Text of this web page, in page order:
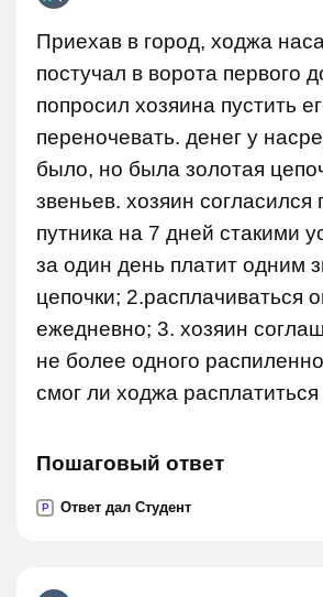
Приехав в город, ходжа
постучал в ворота первого
попросил хозяина пустить
переночевать. денег у
было, но была золотая
звеньев. хозяин согласился
путника на 7 дней стакими
за один день платит одним
цепочки; 2.расплачиваться
ежедневно; 3. хозяин
не более одного
смог ли ходжа
Пошаговый ответ
P Ответ дал Студент